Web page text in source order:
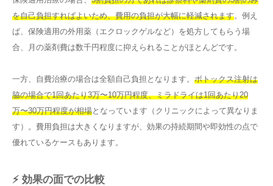
を自己負担すればよいため、費用の負担が大幅に軽減されます。例え
ば、保険適用の外用薬（エクロックゲルなど）を処方してもらう場
合、月の薬剤費は数千円程度に抑えられることがほとんどです。
一方、自費治療の場合は全額自己負担となります。 ボトックス注射は
脇の場合で1回あたり3万〜10万円程度、ミラドライは1回あたり20
万〜30万円程度が相場となっています（クリニックによって異なりま
す）。費用負担は大きくなりますが、効果の持続期間や即効性の点で
優れているケースもあります。
⚡ 効果の面での比較